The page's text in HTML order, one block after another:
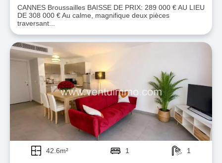
CANNES Broussailles BAISSE DE PRIX: 289 000 € AU LIEU
DE 308 000 € Au calme, magnifique deux pièces
traversant...
42.6m² 1 1